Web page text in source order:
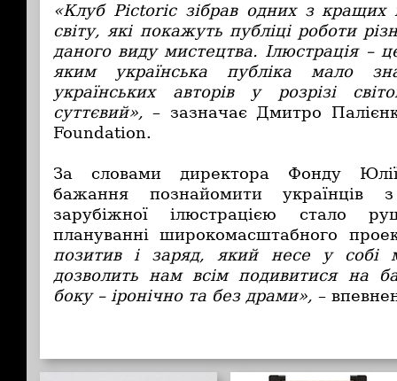
«Клуб Pictoric зібрав одних з кращих
світу, які покажуть публіці роботи
даного виду мистецтва. Ілюстрація –
яким українська публіка мало
українських авторів у розрізі
суттєвий»,– зазначає Дмитро
Foundation.
За словами директора Фонду
бажання познайомити
зарубіжної ілюстрацією стало
плануванні широкомасштабного
позитив і заряд, який несе у собі
дозволить нам всім подивитися на
боку – іронічно та без драми», –